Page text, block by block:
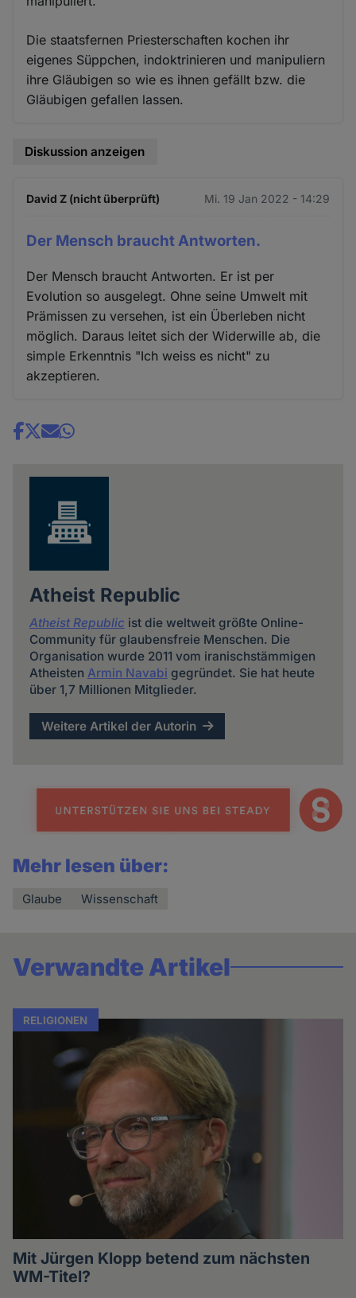
Die staatsfernen Priesterschaften kochen ihr
eigenes Süppchen, indoktrinieren und manipuliern
ihre Gläubigen so wie es ihnen gefällt bzw. die
Gläubigen gefallen lassen.
Diskussion anzeigen
David Z (nicht überprüft) Mi. 19 Jan 2022 - 14:29
Der Mensch braucht Antworten.
Der Mensch braucht Antworten. Er ist per
Evolution so ausgelegt. Ohne seine Umwelt mit
Prämissen zu versehen, ist ein Überleben nicht
möglich. Daraus leitet sich der Widerwille ab, die
simple Erkenntnis "Ich weiss es nicht" zu
akzeptieren.
Share
Atheist Republic
Atheist Republic ist die weltweit größte Online-
Community für glaubensfreie Menschen. Die
Organisation wurde 2011 vom iranischstämmigen
Atheisten Armin Navabi gegründet. Sie hat heute
über 1,7 Millionen Mitglieder.
Weitere Artikel der Autorin
Mehr lesen über:
Glaube Wissenschaft
Verwandte Artikel
RELIGIONEN
Mit Jürgen Klopp betend zum nächsten
WM-Titel?